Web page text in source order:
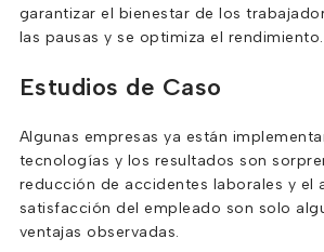
garantizar el bienestar de los
las pausas y se optimiza el rendimiento.
Estudios de Caso
Algunas empresas ya están
tecnologías y los resultados son
reducción de accidentes laborales y el
satisfacción del empleado son solo
ventajas observadas.